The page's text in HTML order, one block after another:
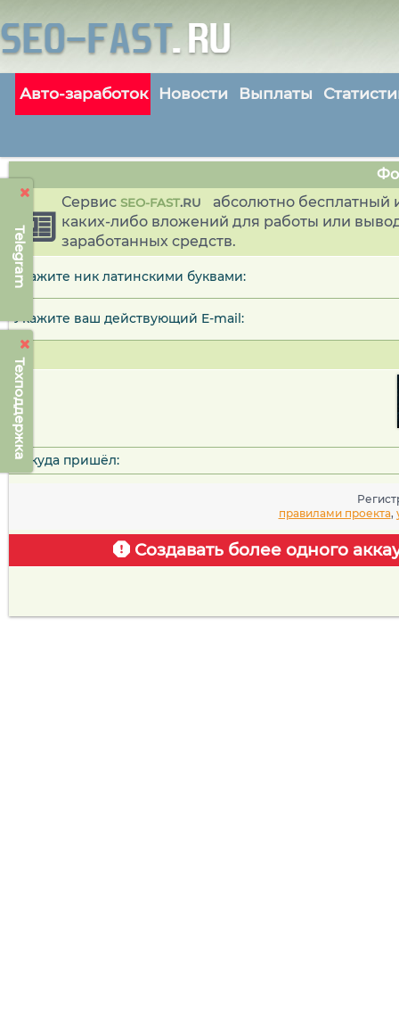
Telegram
Техподдержка
Авто-заработок Новости Выплаты
Сервис SEO-FAST.RU
абсолютно бесплатный
каких-либо вложений для работы или
заработанных средств.
Укажите ник латинскими буквами:
Укажите ваш действующий E-mail:
Откуда пришёл:
правилами проекта,
Создавать более одного